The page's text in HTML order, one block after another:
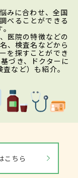
みに合わせ、全国
べることができる
医院の特徴などの
、検査名などから
を探すことができ
づき、ドクターに
など）も紹介。
こちら